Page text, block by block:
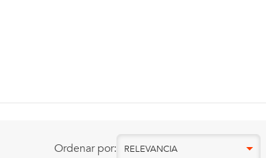
Ordenar por: RELEVANCIA